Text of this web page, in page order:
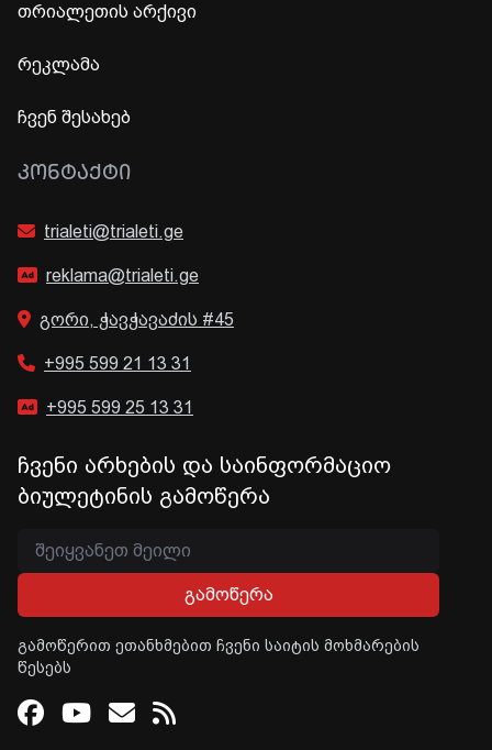
თრიალეთის არქივი
რეკლამა
ჩვენ შესახებ
ᲙᲝᲜᲢᲐᲥᲢᲘ
trialeti@trialeti.ge
reklama@trialeti.ge
გორი, ჭავჭავაძის #45
+995 599 21 13 31
+995 599 25 13 31
ჩვენი არხების და საინფორმაციო
ბიულეტინის გამოწერა
გამოწერა
გამოწერით ეთანხმებით ჩვენი საიტის მოხმარების
წესებს
Facebook
Youtube
Email
RSS